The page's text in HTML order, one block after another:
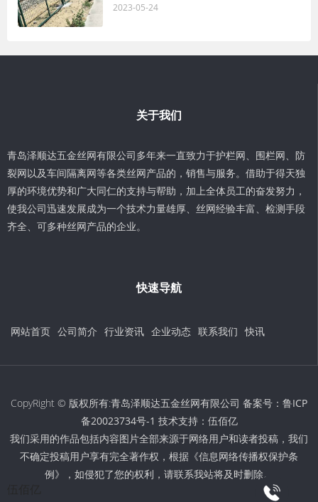
2023-05-24
关于我们
青岛泽顺达五金丝网有限公司多年来一直致力于护栏网、围栏网、防
裂网以及车间隔离网等各类丝网产品的，销售与服务。借助于得天独
厚的环境优势和广大同仁的支持与帮助，加上全体员工的奋发努力，
使我公司迅速发展成为一个技术力量雄厚、丝网经验丰富、检测手段
齐全、可多种丝网产品的企业。
快速导航
网站首页 公司简介 行业资讯 企业动态 联系我们 快讯
CopyRight © 版权所有:青岛泽顺达五金丝网有限公司 备案号： 鲁ICP
备20023734号-1 技术支持： 伍佰亿
我们采用的作品包括内容图片全部来源于网络用户和读者投稿，我们
不确定投稿用户享有完全著作权，根据《信息网络传播权保护条
例》，如侵犯了您的权利，请联系我站将及时删除。